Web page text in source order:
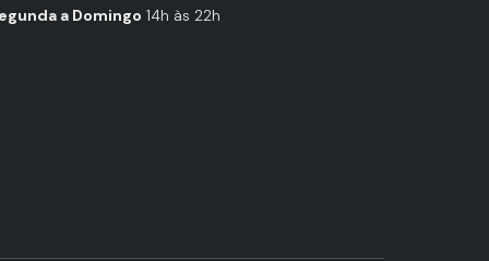
a Domingo 14h às 22h